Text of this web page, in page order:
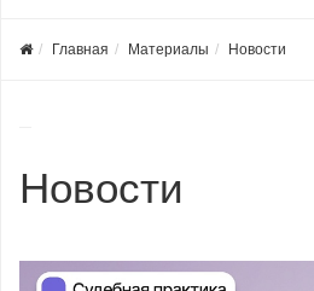
Главная Материалы Новости
Новости